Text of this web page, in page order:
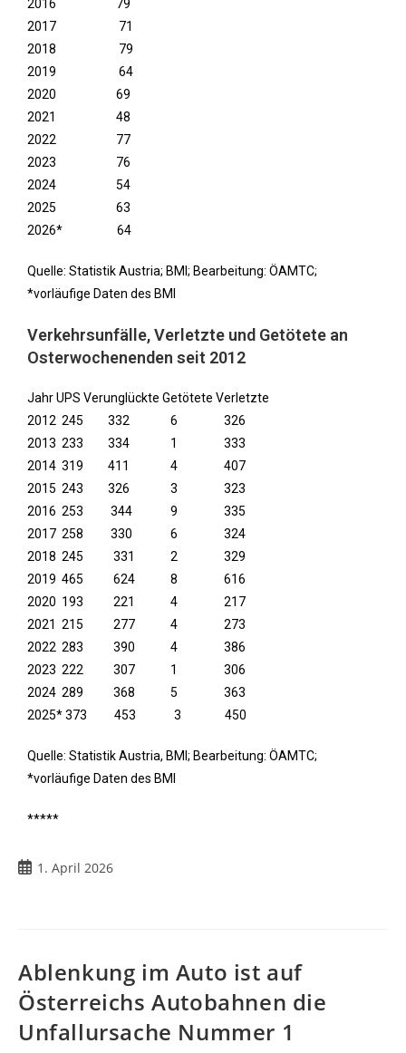
2016 79
2017 71
2018 79
2019 64
2020 69
2021 48
2022 77
2023 76
2024 54
2025 63
2026* 64
Quelle: Statistik Austria; BMI; Bearbeitung: ÖAMTC;
*vorläufige Daten des BMI
Verkehrsunfälle, Verletzte und Getötete an
Osterwochenenden seit 2012
Jahr UPS Verunglückte Getötete Verletzte
2012 245 332 6 326
2013 233 334 1 333
2014 319 411 4 407
2015 243 326 3 323
2016 253 344 9 335
2017 258 330 6 324
2018 245 331 2 329
2019 465 624 8 616
2020 193 221 4 217
2021 215 277 4 273
2022 283 390 4 386
2023 222 307 1 306
2024 289 368 5 363
2025* 373 453 3 450
Quelle: Statistik Austria, BMI; Bearbeitung: ÖAMTC;
*vorläufige Daten des BMI
*****
1. April 2026
Ablenkung im Auto ist auf
Österreichs Autobahnen die
Unfallursache Nummer 1